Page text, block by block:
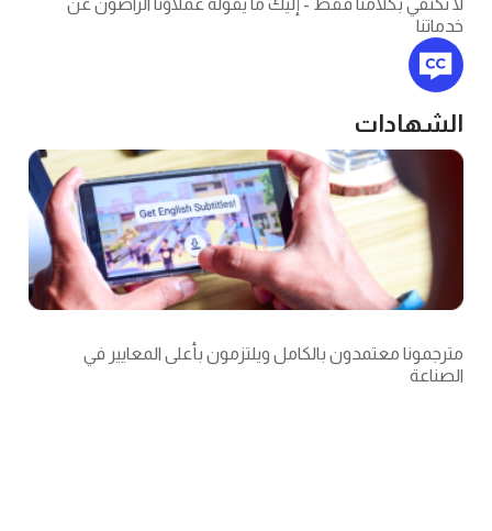
معتمدون بالكامل ويلتزمون بأعلى المعايير في